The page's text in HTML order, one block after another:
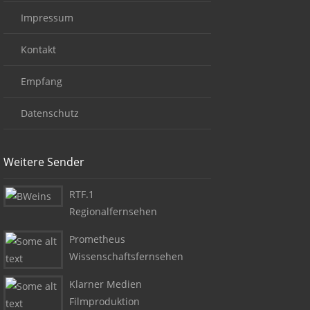
Impressum
Kontakt
Empfang
Datenschutz
Weitere Sender
RTF.1
Regionalfernsehen
Prometheus
Wissenschaftsfernsehen
Klarner Medien
Filmproduktion